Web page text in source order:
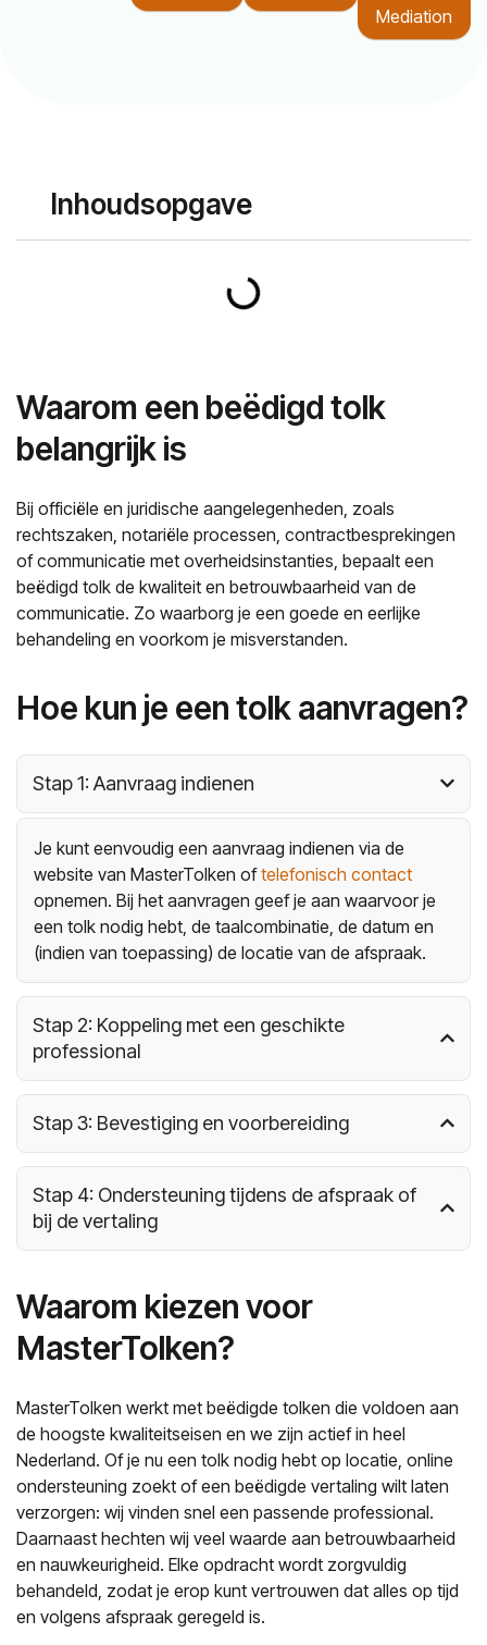
Mediation
Inhoudsopgave
Waarom een beëdigd tolk
belangrijk is
Bij officiële en juridische aangelegenheden, zoals
rechtszaken, notariële processen, contractbesprekingen
of communicatie met overheidsinstanties, bepaalt een
beëdigd tolk de kwaliteit en betrouwbaarheid van de
communicatie. Zo waarborg je een goede en eerlijke
behandeling en voorkom je misverstanden.
Hoe kun je een tolk aanvragen?
Stap 1: Aanvraag indienen
Je kunt eenvoudig een aanvraag indienen via de
website van MasterTolken oftelefonisch contact
opnemen. Bij het aanvragen geef je aan waarvoor je
een tolk nodig hebt, de taalcombinatie, de datum en
(indien van toepassing) de locatie van de afspraak.
Stap 2: Koppeling met een geschikte
professional
Stap 3: Bevestiging en voorbereiding
Stap 4: Ondersteuning tijdens de afspraak of
bij de vertaling
Waarom kiezen voor
MasterTolken?
MasterTolken werkt met beëdigde tolken die voldoen aan
de hoogste kwaliteitseisen en we zijn actief in heel
Nederland. Of je nu een tolk nodig hebt op locatie, online
ondersteuning zoekt of een beëdigde vertaling wilt laten
verzorgen: wij vinden snel een passende professional.
Daarnaast hechten wij veel waarde aan betrouwbaarheid
en nauwkeurigheid. Elke opdracht wordt zorgvuldig
behandeld, zodat je erop kunt vertrouwen dat alles op tijd
en volgens afspraak geregeld is.